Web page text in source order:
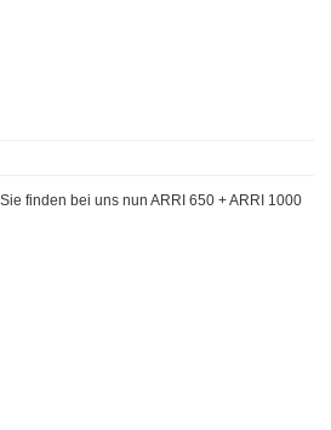
finden bei uns nun ARRI 650 + ARRI 1000